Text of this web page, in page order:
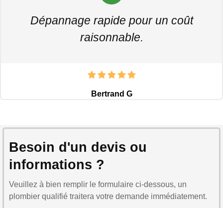
Dépannage rapide pour un coût
raisonnable.
Bertrand G
Besoin d'un devis ou
informations ?
Veuillez à bien remplir le formulaire ci-dessous, un
plombier qualifié traitera votre demande immédiatement.